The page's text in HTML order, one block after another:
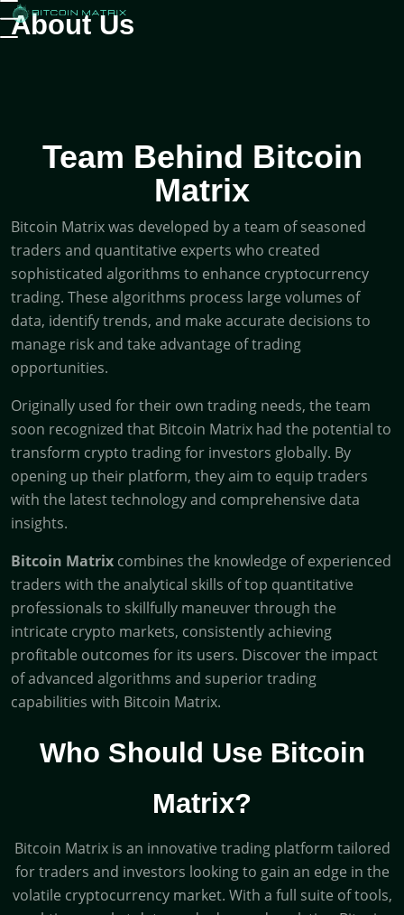
About Us
Team Behind Bitcoin
Matrix
Bitcoin Matrix was developed by a team of seasoned
traders and quantitative experts who created
sophisticated algorithms to enhance cryptocurrency
trading. These algorithms process large volumes of
data, identify trends, and make accurate decisions to
manage risk and take advantage of trading
opportunities.
Originally used for their own trading needs, the team
soon recognized that Bitcoin Matrix had the potential to
transform crypto trading for investors globally. By
opening up their platform, they aim to equip traders
with the latest technology and comprehensive data
insights.
Bitcoin Matrix combines the knowledge of experienced
traders with the analytical skills of top quantitative
professionals to skillfully maneuver through the
intricate crypto markets, consistently achieving
profitable outcomes for its users. Discover the impact
of advanced algorithms and superior trading
capabilities with Bitcoin Matrix.
Who Should Use Bitcoin
Matrix?
Bitcoin Matrix is an innovative trading platform tailored
for traders and investors looking to gain an edge in the
volatile cryptocurrency market. With a full suite of tools,